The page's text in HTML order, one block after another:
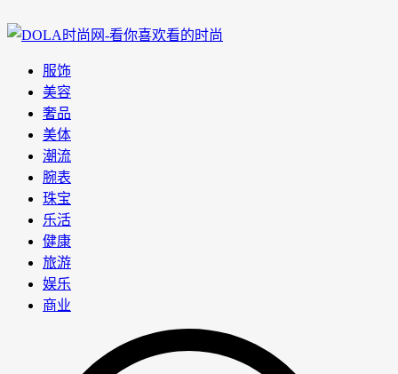
服饰
美容
奢品
美体
潮流
腕表
珠宝
乐活
健康
旅游
娱乐
商业